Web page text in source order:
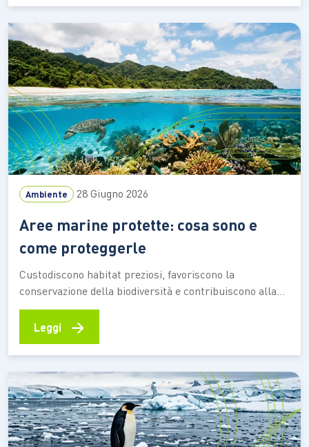
aiuta ad assorbire CO₂ Ogni estate milioni di persone
scelgono…
Ambiente 28 Giugno 2026
Aree marine protette: cosa sono e
come proteggerle
Custodiscono habitat preziosi, favoriscono la
conservazione della biodiversità e contribuiscono alla
resilienza degli ecosistemi costieri. Scopri come
funzionano, quali benefici offrono e quali
ricchi di vita, praterie di posidonia, barriere naturali che
proteggono le coste e aree di riproduzione per
numerose specie marine.…
Leggi →